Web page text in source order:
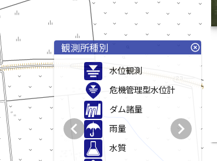
観測所種別 highlight_off
水位観測
危機管理型水位計
ダム諸量
雨量
水質
chevron_left chevron_right